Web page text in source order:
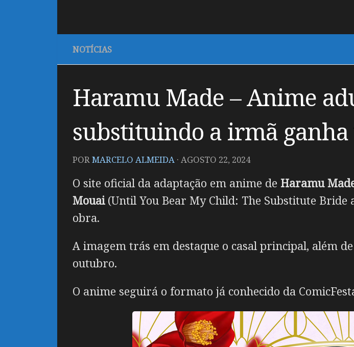
NOTÍCIAS
Haramu Made – Anime
substituindo a irmã
PORMARCELO ALMEIDA · AGOSTO 22, 2024
O site oficial da adaptação em anime de Haramu
Mouai(Until You Bear My Child: The Substitute
obra.
A imagem trás em destaque o casal principal, além
outubro.
O anime seguirá o formato já conhecido da